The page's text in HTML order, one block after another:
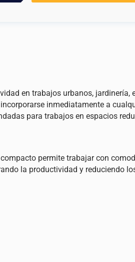
en trabajos urbanos, jardinería,
inmediatamente a
para trabajos en espacios
permite trabajar con
la productividad y reduciendo